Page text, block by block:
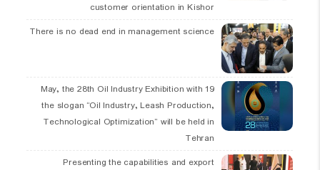
customer orientation in Kishor
There is no dead end in management science
19 May, the 28th Oil Industry Exhibition with
the slogan “Oil Industry, Leash Production,
Technological Optimization” will be held in
Tehran
Presenting the capabilities and export